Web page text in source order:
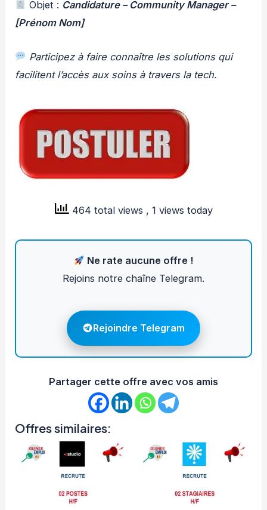
Objet : Candidature – Community Manager –
[Prénom Nom]
Participez à faire connaître les solutions qui
facilitent l’accès aux soins à travers la tech.
464 total views , 1 views today
Ne rate aucune offre !
Rejoins notre chaîne Telegram.
Rejoindre Telegram
Partager cette offre avec vos amis
Offres similaires: